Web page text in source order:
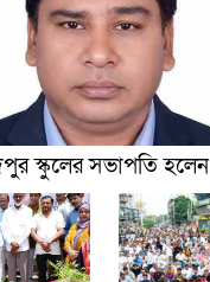
স্কুলের সভাপতি হলেন